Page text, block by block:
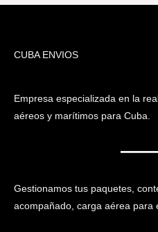
CUBA ENVIOS
Empresa especializada en la
aéreos y marítimos para Cuba.
Gestionamos tus paquetes,
acompañado, carga aérea para